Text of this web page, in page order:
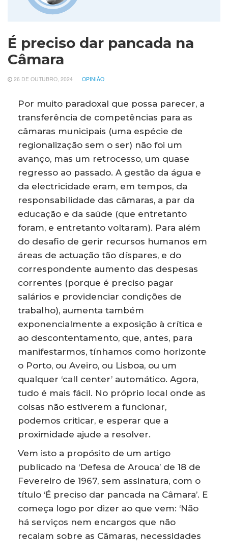
É preciso dar pancada na
Câmara
26 DE OUTUBRO, 2024 OPINIÃO
Por muito paradoxal que possa parecer, a
transferência de competências para as
câmaras municipais (uma espécie de
regionalização sem o ser) não foi um
avanço, mas um retrocesso, um quase
regresso ao passado. A gestão da água e
da electricidade eram, em tempos, da
responsabilidade das câmaras, a par da
educação e da saúde (que entretanto
foram, e entretanto voltaram). Para além
do desafio de gerir recursos humanos em
áreas de actuação tão díspares, e do
correspondente aumento das despesas
correntes (porque é preciso pagar
salários e providenciar condições de
trabalho), aumenta também
exponencialmente a exposição à crítica e
ao descontentamento, que, antes, para
manifestarmos, tínhamos como horizonte
o Porto, ou Aveiro, ou Lisboa, ou um
qualquer ‘call center’ automático. Agora,
tudo é mais fácil. No próprio local onde as
coisas não estiverem a funcionar,
podemos criticar, e esperar que a
proximidade ajude a resolver.
Vem isto a propósito de um artigo
publicado na ‘Defesa de Arouca’ de 18 de
Fevereiro de 1967, sem assinatura, com o
título ‘É preciso dar pancada na Câmara’. E
começa logo por dizer ao que vem: ‘Não
há serviços nem encargos que não
recaiam sobre as Câmaras, necessidades